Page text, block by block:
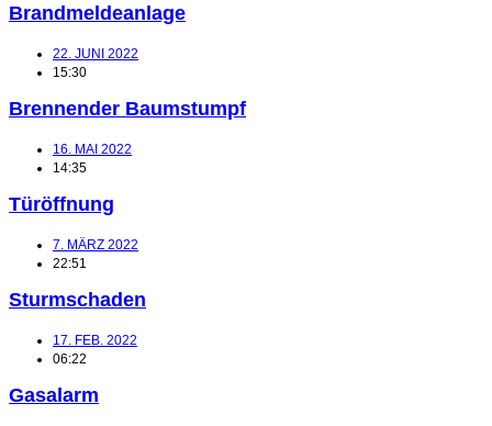
Brandmeldeanlage
22. JUNI 2022
15:30
Brennender Baumstumpf
16. MAI 2022
14:35
Türöffnung
7. MÄRZ 2022
22:51
Sturmschaden
17. FEB. 2022
06:22
Gasalarm